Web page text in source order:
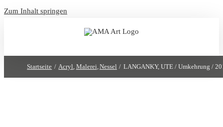
Zum Inhalt springen
Startseite Acryl Malerei Nessel LANGANKY, UTE / Umkehrung /